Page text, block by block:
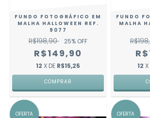
FUNDO FOTOGRÁFICO EM
MALHA HALLOWEEN REF.
9077
R$198,90 25% OFF
R$149,90
12 X DE R$15,25
COMPRAR
FUNDO
MALHA
12 X
OFERTA OFERTA